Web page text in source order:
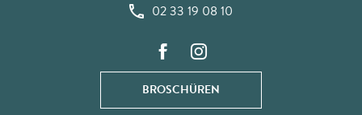
02 33 19 08 10
BROSCHÜREN